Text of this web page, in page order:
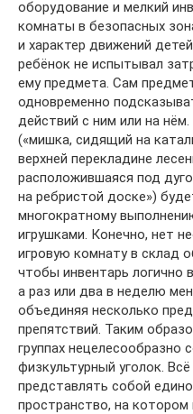
оборудование и мелкий
комнаты в безопасных
и характер движений
ребёнок не испытывал
ему предмета. Сам
одновременно
действий с ним или на
(«мишка, сидящий на
верхней перекладине
расположившаяся под
на ребристой доске»)
многократному
игрушками. Конечно, нет
игровую комнату в склад
чтобы инвентарь логично
а раз или два в неделю
объединяя несколько
препятствий. Таким
группах нецелесообразно
физкультурный уголок.
представлять собой
пространство, на